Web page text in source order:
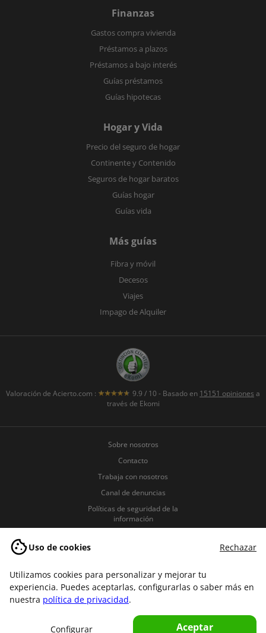
Uso de cookies Rechazar
Utilizamos cookies para personalizar y mejorar tu
experiencia. Puedes aceptarlas, configurarlas o saber más en
nuestra política de privacidad.
Aceptar
Configurar
Finanzas
Gastos compra vivienda
Préstamos a plazos
Préstamos a bajo interés
Guías préstamos
Guías hipotecas
Hogar y Vida
Precio del seguro de hogar
Continente y Contenido
Seguros de hogar baratos
Guías hogar
Guías vida
Más guías
Fibra y móvil
Decesos
Viajes
Impago de Alquiler
Valoración de Acierto.com : 9.9 / 10 - Basado en 15151 opiniones a
través de Ekomi
Sobre nosotros
Contacto
Trabaja con nosotros
Canal de denuncias
Políticas de seguridad de la
información
Aviso legal
Copyright © 2007-2026 Acierto.com